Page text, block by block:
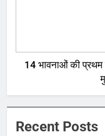
14 भावनाओं की प्रथम
Recent Posts